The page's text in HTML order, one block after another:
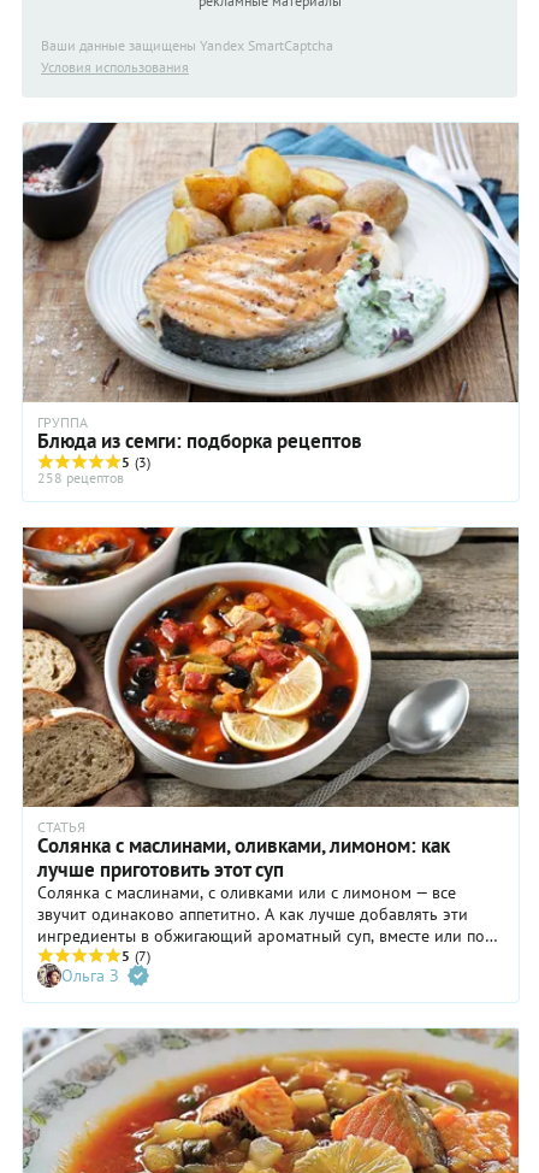
Ваши данные защищены Yandex SmartCaptcha
Условия использования
ГРУППА
Блюда из семги: подборка рецептов
5 (3)
258 рецептов
СТАТЬЯ
Солянка с маслинами, оливками, лимоном: как
лучше приготовить этот суп
Солянка с маслинами, с оливками или с лимоном — все
звучит одинаково аппетитно. А как лучше добавлять эти
ингредиенты в обжигающий ароматный суп, вместе или по
отдельности?! У каждого кулинара своя правда. Понятно,
что оливки, маслины и лимон — не самые главные
ингредиенты солянки, но и не последние. Мы изучили
современной солянки.
5 (7)
Ольга З